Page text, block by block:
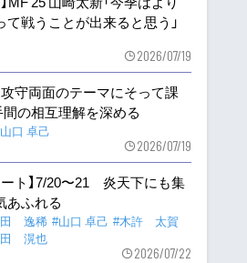
て戦うことが出来ると思う」
2026/07/19
攻守両面のテーマにそって課
間の相互理解を深める
口 卓己
2026/07/19
ート】7/20〜21 炎天下にも集
あふれる
田 逸稀 #山口 卓己 #木許 太賀
田 滉也
2026/07/22